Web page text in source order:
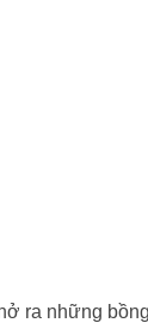
những